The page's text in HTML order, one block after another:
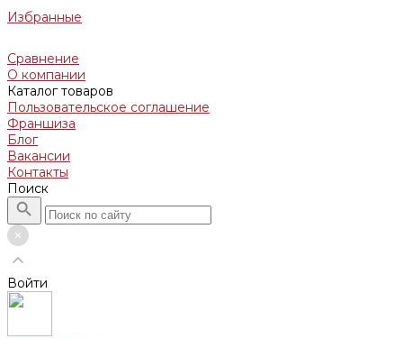
Избранные
Сравнение
О компании
Каталог товаров
Пользовательское соглашение
Франшиза
Блог
Вакансии
Контакты
Поиск
Войти